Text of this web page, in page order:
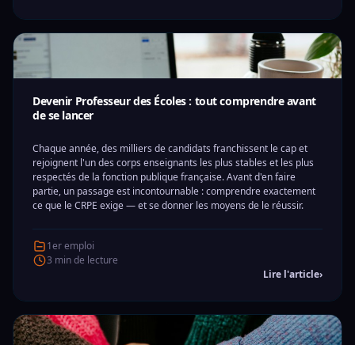
Devenir Professeur des Écoles : tout comprendre avant
de se lancer
Chaque année, des milliers de candidats franchissent le cap et
rejoignent l'un des corps enseignants les plus stables et les plus
respectés de la fonction publique française. Avant d'en faire
partie, un passage est incontournable : comprendre exactement
ce que le CRPE exige — et se donner les moyens de le réussir.
1er emploi
3 min de lecture
Lire l'article›